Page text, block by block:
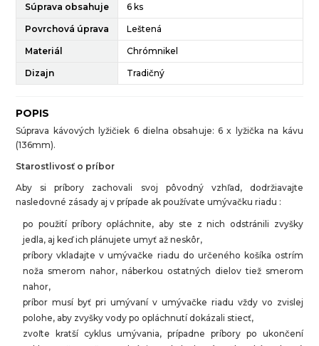
Súprava obsahuje 6 ks
Povrchová úprava Leštená
Materiál Chrómnikel
Dizajn Tradičný
POPIS
Súprava kávových lyžičiek 6 dielna obsahuje: 6 x lyžička na kávu
(136mm).
Starostlivosť o príbor
Aby si príbory zachovali svoj pôvodný vzhľad, dodržiavajte
nasledovné zásady aj v prípade ak používate umývačku riadu :
po použití príbory opláchnite, aby ste z nich odstránili zvyšky
jedla, aj keď ich plánujete umyť až neskôr,
príbory vkladajte v umývačke riadu do určeného košíka ostrím
noža smerom nahor, náberkou ostatných dielov tiež smerom
nahor,
príbor musí byť pri umývaní v umývačke riadu vždy vo zvislej
polohe, aby zvyšky vody po opláchnutí dokázali stiecť,
zvoľte kratší cyklus umývania, prípadne príbory po ukončení